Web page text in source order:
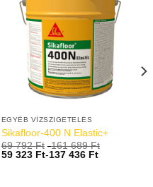
EGYÉB VÍZSZIGETELÉS
Sikafloor-400 N Elastic+
69 792Ft -161 689Ft
59 323 Ft-137 436 Ft